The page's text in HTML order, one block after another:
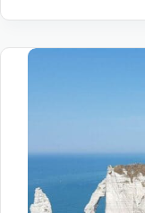
inzetten;
kunst